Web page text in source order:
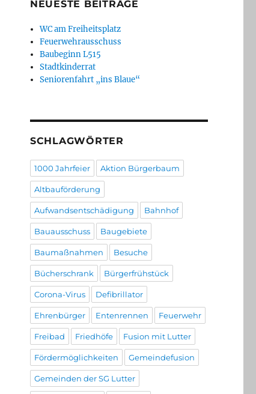
NEUESTE BEITRÄGE
WC am Freiheitsplatz
Feuerwehrausschuss
Baubeginn L515
Stadtkinderrat
Seniorenfahrt „ins Blaue“
SCHLAGWÖRTER
1000 Jahrfeier Aktion Bürgerbaum
Altbauförderung
Aufwandsentschädigung Bahnhof
Bauausschuss Baugebiete
Baumaßnahmen Besuche
Bücherschrank Bürgerfrühstück
Corona-Virus Defibrillator
Ehrenbürger Entenrennen Feuerwehr
Freibad Friedhöfe Fusion mit Lutter
Fördermöglichkeiten Gemeindefusion
Gemeinden der SG Lutter